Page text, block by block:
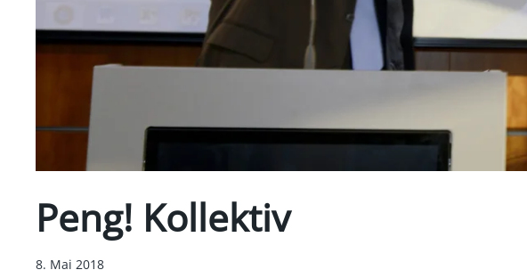
Peng! Kollektiv
8. Mai 2018